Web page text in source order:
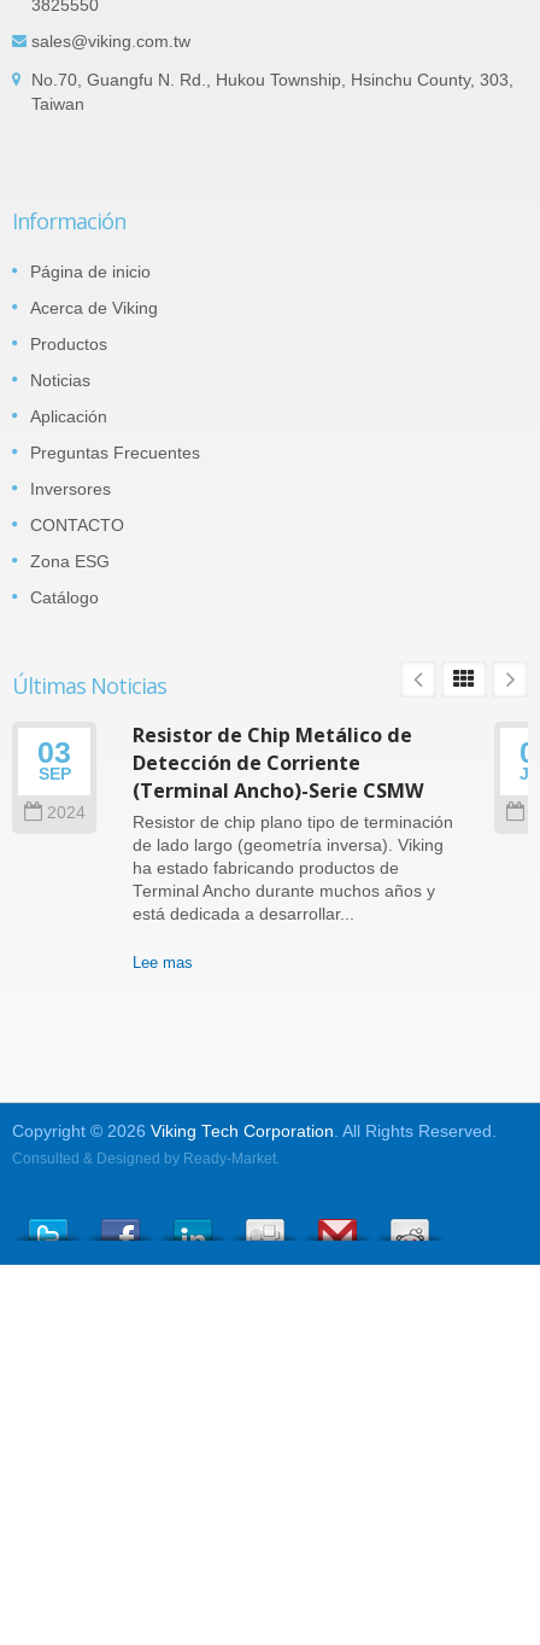
3825550
sales@viking.com.tw
No.70, Guangfu N. Rd., Hukou Township, Hsinchu County, 303,
Taiwan
Información
Página de inicio
Acerca de Viking
Productos
Noticias
Aplicación
Preguntas Frecuentes
Inversores
CONTACTO
Zona ESG
Catálogo
Últimas Noticias
03
SEP
2024
Resistor de Chip Metálico de
Detección de Corriente
(Terminal Ancho)-Serie CSMW
Resistor de chip plano tipo de terminación
de lado largo (geometría inversa). Viking
ha estado fabricando productos de
Terminal Ancho durante muchos años y
está dedicada a desarrollar...
Lee mas
Copyright © 2026 Viking Tech Corporation . All Rights Reserved.
Consulted & Designed by Ready-Market